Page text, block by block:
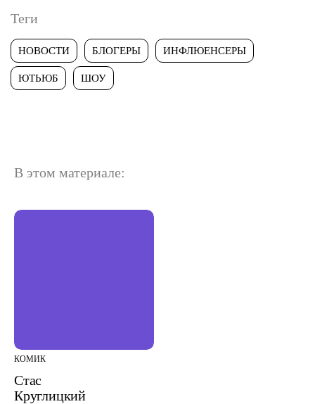
Теги
НОВОСТИ БЛОГЕРЫ ИНФЛЮЕНСЕРЫ
ЮТЬЮБ ШОУ
В этом материале:
КОМИК
Стас
Круглицкий